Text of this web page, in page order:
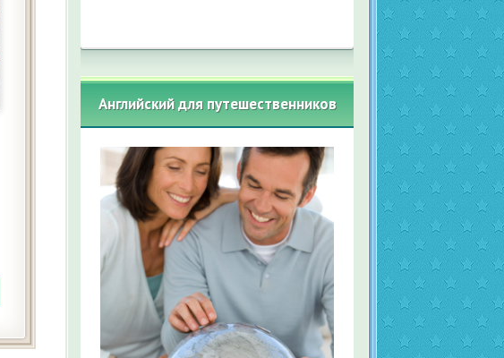
Английский для путешественников